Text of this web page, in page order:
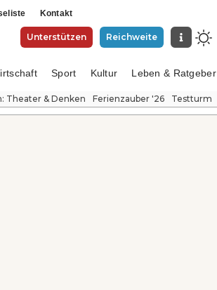
Kontakt
Unterstützen Reichweite
Sport Kultur Leben & Ratgeber
Theater & Denken Ferienzauber '26 Testturm